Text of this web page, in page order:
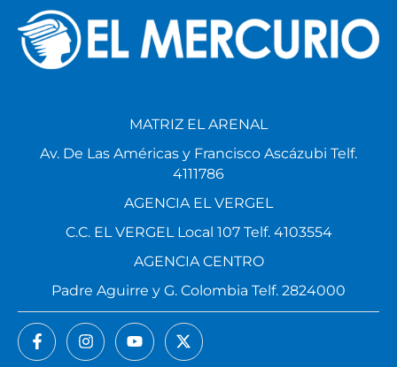
MATRIZ EL ARENAL
Av. De Las Américas y Francisco Ascázubi Telf.
4111786
AGENCIA EL VERGEL
C.C. EL VERGEL Local 107 Telf. 4103554
AGENCIA CENTRO
Padre Aguirre y G. Colombia Telf. 2824000